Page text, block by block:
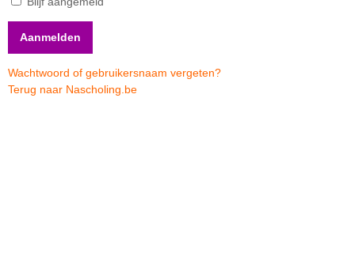
Wachtwoord of gebruikersnaam vergeten?
Terug naar Nascholing.be